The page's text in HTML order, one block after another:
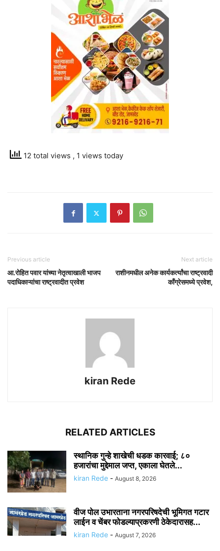
12 total views , 1 views today
Previous article
आ.रोहित पवार यांच्या नेतृत्वाखाली भाजप
पदाधिकाऱ्यांचा राष्ट्रवादीत प्रवेश
Next article
राशीनमधील अनेक कार्यकर्त्यांचा राष्ट्रवादी
काँग्रेसमध्ये प्रवेश,
kiran Rede
RELATED ARTICLES
स्थानिक गुन्हे शाखेची धडक कारवाई; ८०
हजारांचा मुद्देमाल जप्त, एकाला घेतले...
kiran Rede - August 8, 2026
वीज पोल उभारताना नगरपरिषदेची भूमिगत गटार
लाईन व चेंबर फोडल्याप्रकरणी ठेकेदारासह...
kiran Rede - August 7, 2026